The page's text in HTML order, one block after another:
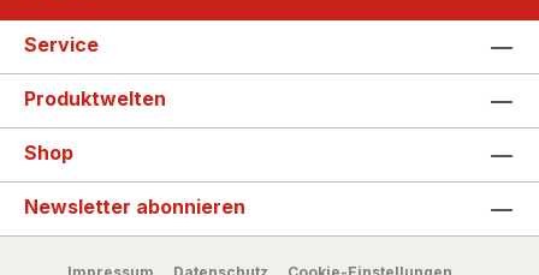
Service
Produktwelten
Shop
Newsletter abonnieren